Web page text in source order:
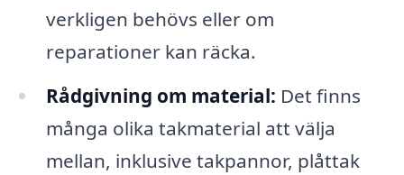
verkligen behövs eller om
reparationer kan räcka.
Rådgivning om material: Det finns
många olika takmaterial att välja
mellan, inklusive takpannor, plåttak